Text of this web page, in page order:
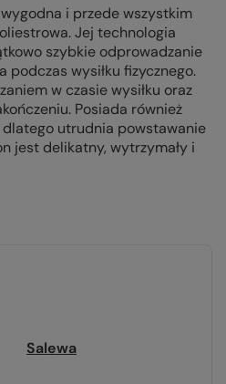
i przede wszystkim
Jej technologia
szybkie odprowadzanie
podczas wysiłku fizycznego.
w czasie wysiłku oraz
Posiada również
utrudnia powstawanie
jest delikatny, wytrzymały i
Salewa